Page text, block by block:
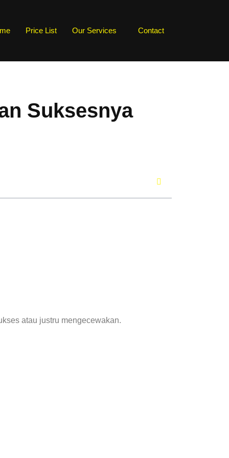
Price List Our Services Contact
Suksesnya
atau justru mengecewakan.